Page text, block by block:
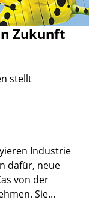
Zukunft
stellt
Industrie
dafür, neue
von der
Sie...